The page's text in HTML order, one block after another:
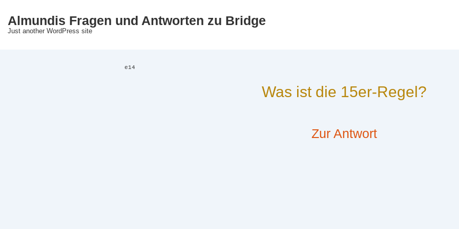
Zum
Almundis Fragen und Antworten zu Bridge
Just another WordPress site
e14
Was ist die 15er-Regel?
Zur Antwort